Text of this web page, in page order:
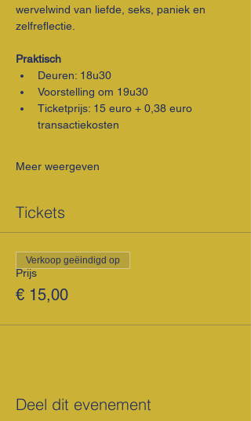
wervelwind van liefde, seks, paniek en
zelfreflectie.
Praktisch
Deuren: 18u30
Voorstelling om 19u30
Ticketprijs: 15 euro + 0,38 euro
transactiekosten
Meer weergeven
Tickets
Prijs
€ 15,00
Verkoop geëindigd op
Deel dit evenement